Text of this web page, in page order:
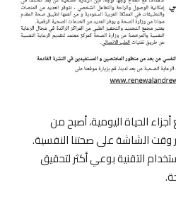
الحياة اليومية، أصبح من
وقت الشاشة على صحتنا النفسية.
التقنية بوعي أكثر لتحقيق